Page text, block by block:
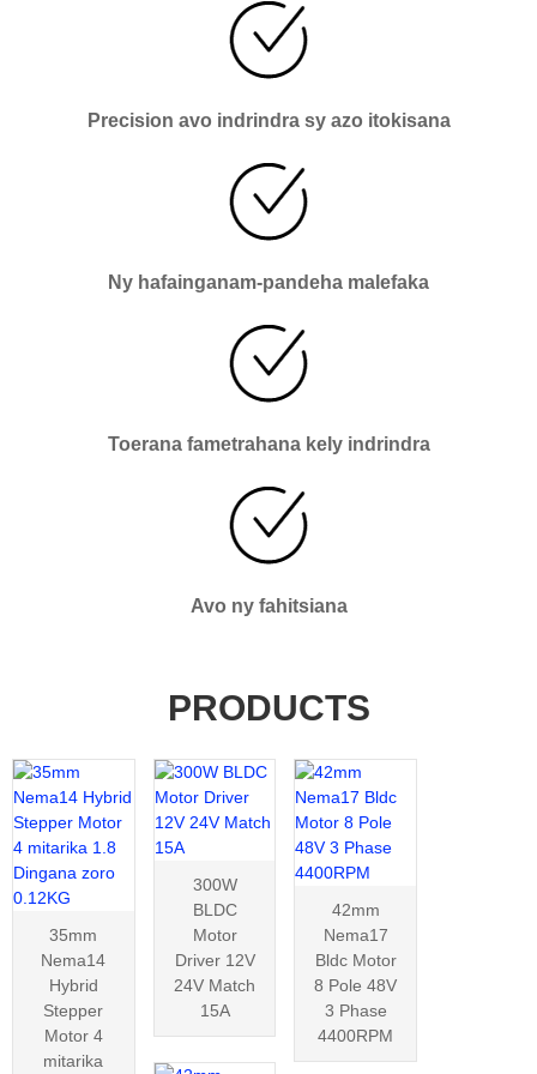
Precision avo indrindra sy azo itokisana
Ny hafainganam-pandeha malefaka
Toerana fametrahana kely indrindra
Avo ny fahitsiana
PRODUCTS
35mm
Nema14
Hybrid
Stepper
Motor 4
mitarika
300W
BLDC
Motor
Driver 12V
24V Match
15A
42mm
Nema17
Bldc Motor
8 Pole 48V
3 Phase
4400RPM